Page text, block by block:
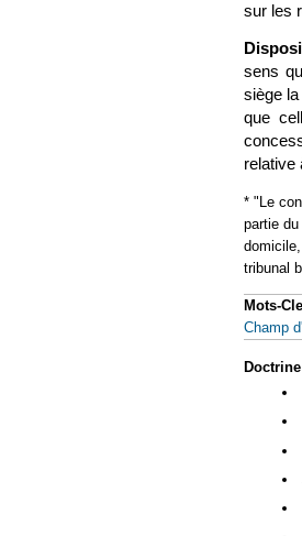
sur les
sens
siège la
que
relative
* "Le
partie
tribunal
Mots-
Champ